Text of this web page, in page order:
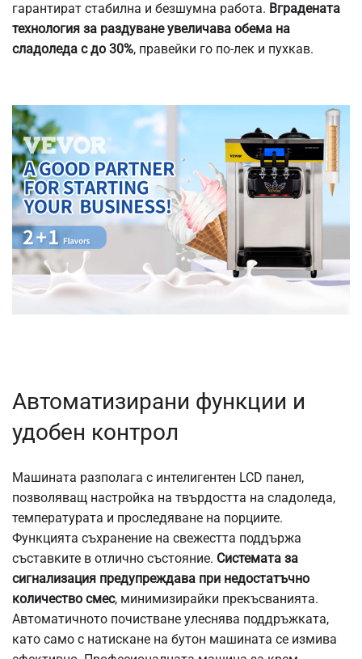
гарантират стабилна и безшумна работа. Вградената
технология за раздуване увеличава обема на
сладоледа с до 30%, правейки го по-лек и пухкав.
Автоматизирани функции и
удобен контрол
Машината разполага с интелигентен LCD панел,
позволяващ настройка на твърдостта на сладоледа,
температурата и проследяване на порциите.
Функцията съхранение на свежестта поддържа
съставките в отлично състояние. Системата за
сигнализация предупреждава при недостатъчно
количество смес, минимизирайки прекъсванията.
Автоматичното почистване улеснява поддръжката,
като само с натискане на бутон машината се измива